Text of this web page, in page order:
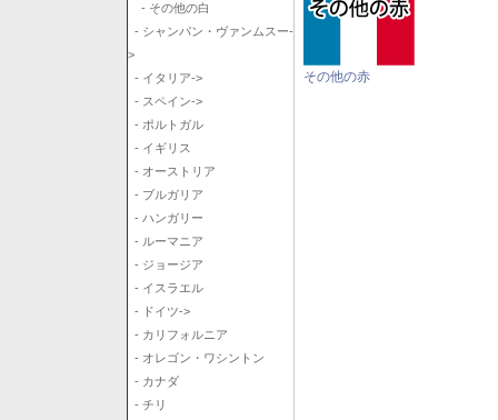
- その他の白
- シャンパン・ヴァンムスー-
>
- イタリア->
- スペイン->
- ポルトガル
- イギリス
- オーストリア
- ブルガリア
- ハンガリー
- ルーマニア
- ジョージア
- イスラエル
- ドイツ->
- カリフォルニア
- オレゴン・ワシントン
- カナダ
- チリ
その他の赤